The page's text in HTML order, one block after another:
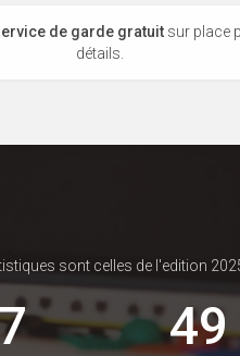
de garde gratuitsur place
détails.
sont celles de l'edition
49